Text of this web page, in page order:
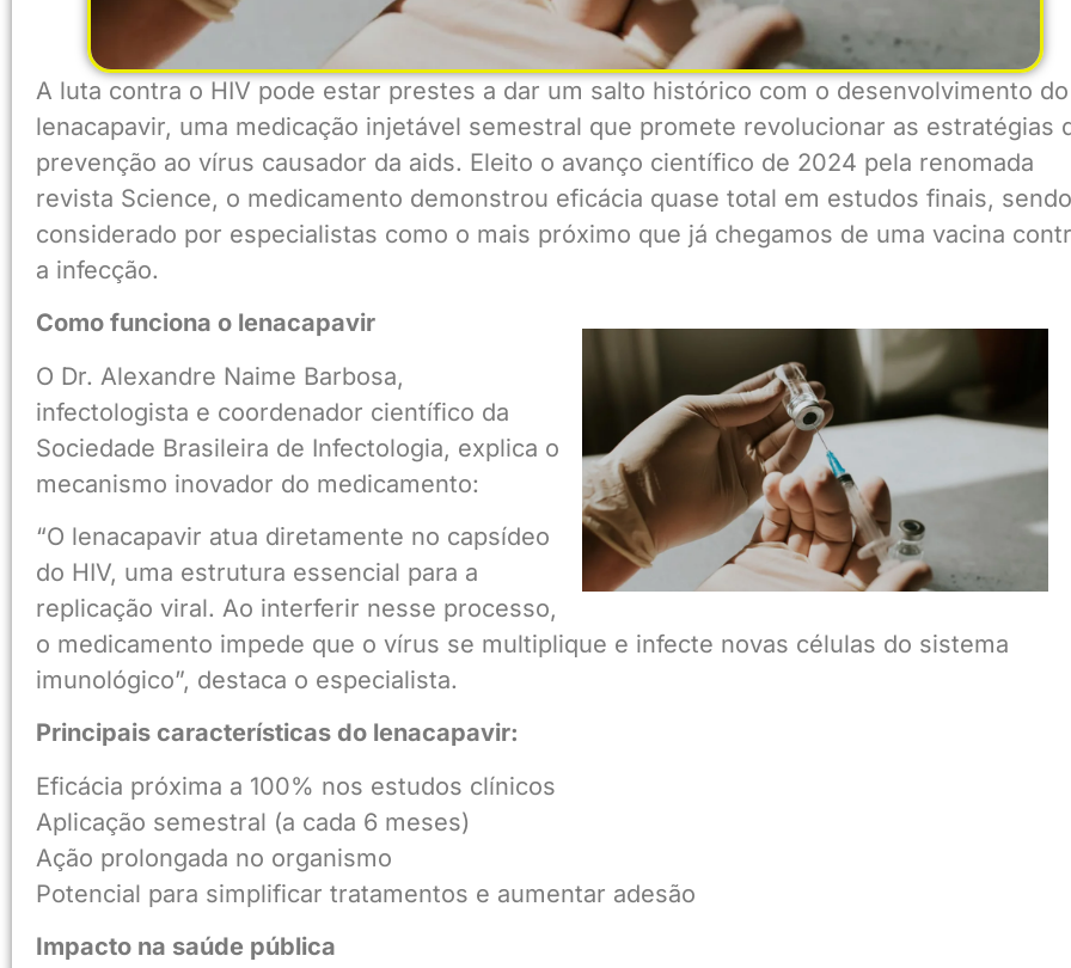
A luta contra o HIV pode estar prestes a dar um salto histórico com o desenvolvimento do
lenacapavir, uma medicação injetável semestral que promete revolucionar as estratégias
prevenção ao vírus causador da aids. Eleito o avanço científico de 2024 pela renomada
revista Science, o medicamento demonstrou eficácia quase total em estudos finais, sendo
considerado por especialistas como o mais próximo que já chegamos de uma vacina
a infecção.
Como funciona o lenacapavir
O Dr. Alexandre Naime Barbosa,
infectologista e coordenador científico da
Sociedade Brasileira de Infectologia, explica o
mecanismo inovador do medicamento:
“O lenacapavir atua diretamente no capsídeo
do HIV, uma estrutura essencial para a
replicação viral. Ao interferir nesse processo,
o medicamento impede que o vírus se multiplique e infecte novas células do sistema
imunológico”, destaca o especialista.
Principais características do lenacapavir:
Eficácia próxima a 100% nos estudos clínicos
Aplicação semestral (a cada 6 meses)
Ação prolongada no organismo
Potencial para simplificar tratamentos e aumentar adesão
Impacto na saúde pública